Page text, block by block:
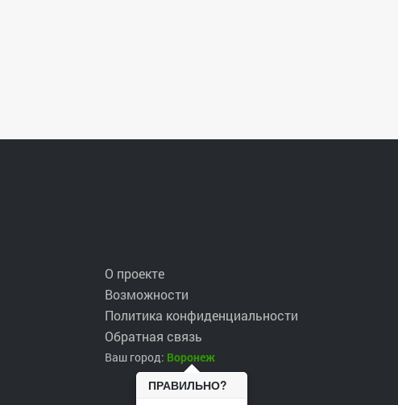
О проекте
Возможности
Политика конфиденциальности
Обратная связь
Ваш город: Воронеж
ПРАВИЛЬНО?